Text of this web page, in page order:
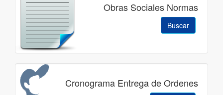
Obras Sociales Normas
Buscar
Cronograma Entrega de Ordenes